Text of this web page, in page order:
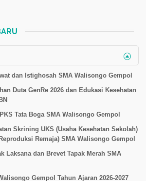
dan Istighosah SMA Walisongo Gempol
Duta GenRe 2026 dan Edukasi Kesehatan
Tata Boga SMA Walisongo Gempol
Skrining UKS (Usaha Kesehatan Sekolah)
Remaja) SMA Walisongo Gempol
Laksana dan Brevet Tapak Merah SMA
Gempol Tahun Ajaran 2026-2027